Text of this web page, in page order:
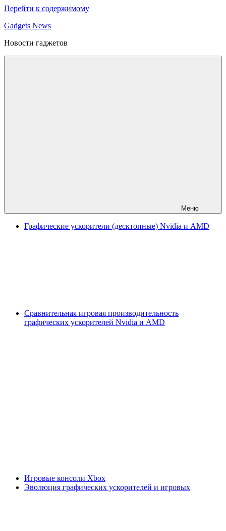
Перейти к содержимому
Gadgets News
Новости гаджетов
Меню
Графические ускорители (десктопные) Nvidia и AMD
Сравнительная игровая производительность
графических ускорителей Nvidia и AMD
Игровые консоли Xbox
Эволюция графических ускорителей и игровых